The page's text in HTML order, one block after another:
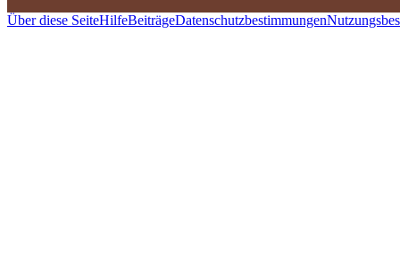
Über diese SeiteHilfeBeiträgeDatenschutzbestimmungen